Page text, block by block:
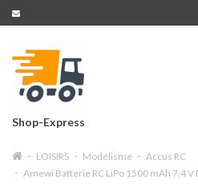
Shop-Express
LOISIRS Modélisme
Accus RC
Amewi Batterie RC LiPo 1500 mAh 7.4 V